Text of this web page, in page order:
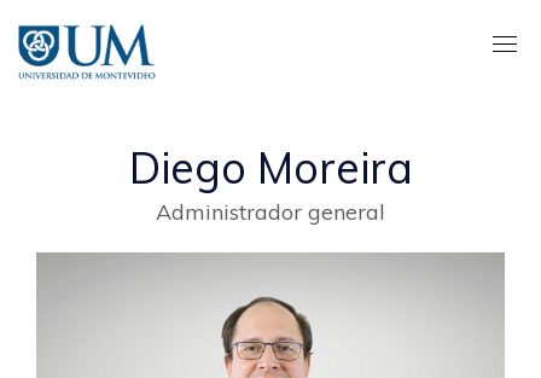
contenido
principal
Diego Moreira
Administrador general